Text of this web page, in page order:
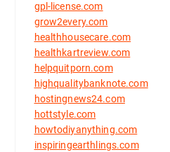
gpl-license.com
grow2every.com
healthhousecare.com
healthkartreview.com
helpquitporn.com
highqualitybanknote.com
hostingnews24.com
hottstyle.com
howtodiyanything.com
inspiringearthlings.com